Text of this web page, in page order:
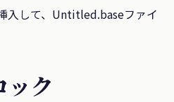
入して、Untitled.baseファイ
ク